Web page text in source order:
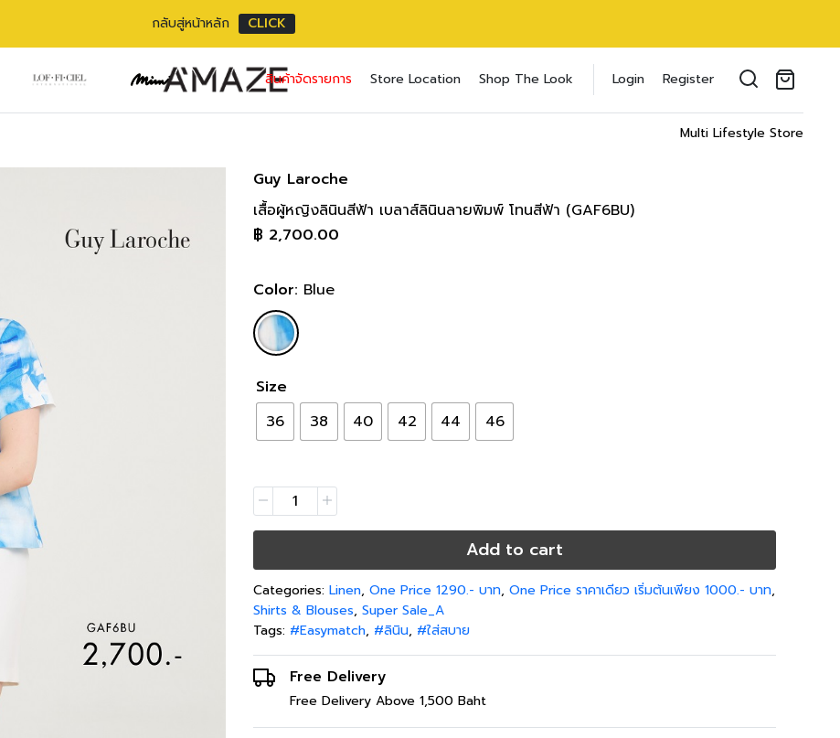
กลับสู่หน้าหลัก CLICK
สินค้าจัดรายการ Store Location Shop The Look Login Register
Multi Lifestyle Store
Guy Laroche
เสื้อผู้หญิงลินินสีฟ้า เบลาส์ลินินลายพิมพ์ โทนสีฟ้า (GAF6BU)
฿ 2,700.00
Color: Blue
Size
36
38 40 42 44 46
Add to cart
Categories: Linen, One Price 1290.- บาท, One Price ราคาเดียว เริ่มต้นเพียง 1000.- บาท,
Shirts & Blouses, Super Sale_A
Tags: #Easymatch, #ลินิน, #ใส่สบาย
Free Delivery
Free Delivery Above 1,500 Baht
Remember me
เราใช้ข้อมูลส่วนตัวของคุณเพื่อรองรับประสบการณ์การใช้งาน
เว็บไซต์, การจัดการบัญชี รวมถึงจุดประสงค์อื่นๆ ตาม